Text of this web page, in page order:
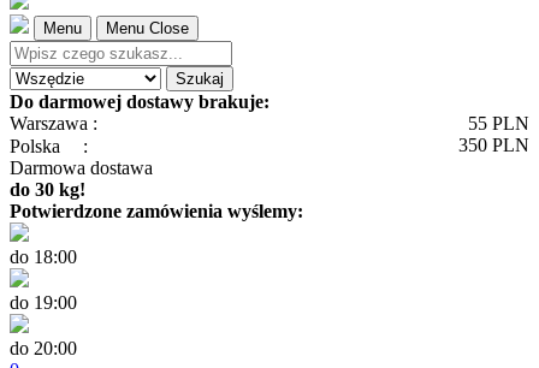
Menu Menu Close
Szukaj
Do darmowej dostawy brakuje:
Warszawa :
55 PLN
Polska
: 350 PLN
Darmowa dostawa
do 30 kg!
Potwierdzone zamówienia wyślemy:
do 18:00
do 19:00
do 20:00